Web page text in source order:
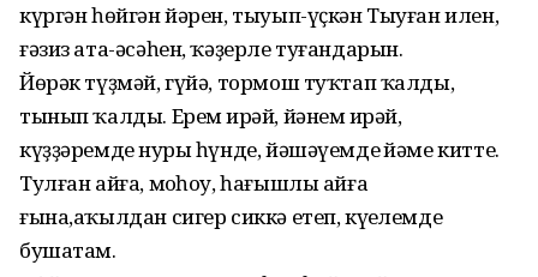
күргән һөйгән йәрен, тыуып-­үҫкән Тыуған илен,
ғәзиз ата-әсәһен, ҡәҙерле туғандарын.
Йөрәк түҙмәй, гүйә, тормош туҡтап ҡалды,
тынып ҡалды. Ерем иңрәй, йәнем иңрәй,
күҙҙәремдең нуры һүнде, йәшәүемдең йәме китте.
Тулған айға, моңһоу, һағышлы айға
ғына,аҡылдан сигер сиккә етеп, күңелемде
бушатам.